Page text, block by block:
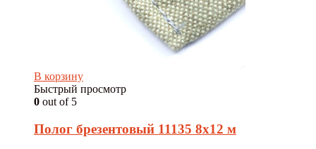
В корзину
Быстрый просмотр
0 out of 5
Полог брезентовый 11135 8х12 м